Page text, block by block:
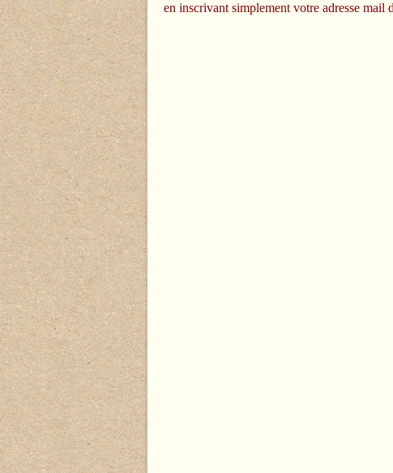
en inscrivant simplement votre adresse mail